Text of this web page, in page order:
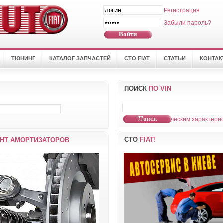
Регистрация
Забыли пароль?
ТЮНИНГ КАТАЛОГ ЗАПЧАСТЕЙ СТО FIAT СТАТЬИ
АМОРТИЗАТОРОВ
ПОИСК ПО VIN
Поиск по техническим
СТО FIAT!